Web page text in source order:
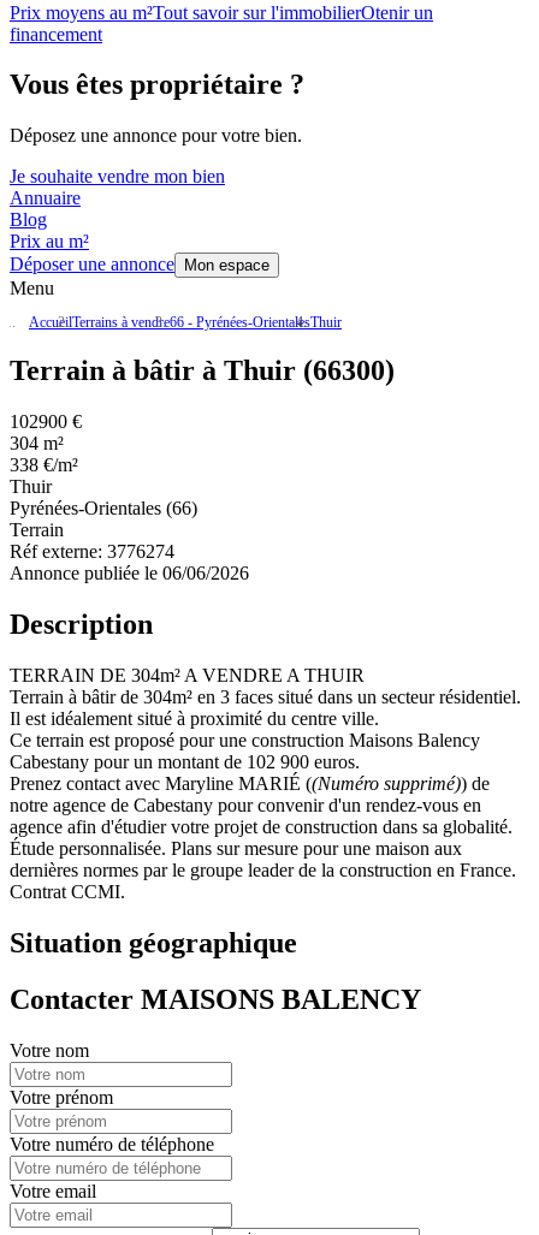
Prix moyens au m²Tout savoir sur l'immobilierOtenir un
financement
Vous êtes propriétaire ?
Déposez une annonce pour votre bien.
Je souhaite vendre mon bien
Annuaire
Blog
Prix au m²
Déposer une annonce
Mon espace
Menu
AccueilTerrains à vendre66 - Pyrénées-OrientalesThuir
Terrain à bâtir à Thuir (66300)
102900 €
304 m²
338 €/m²
Thuir
Pyrénées-Orientales (66)
Terrain
Réf externe: 3776274
Annonce publiée le 06/06/2026
Description
TERRAIN DE 304m² A VENDRE A THUIR
Terrain à bâtir de 304m² en 3 faces situé dans un secteur résidentiel.
Il est idéalement situé à proximité du centre ville.
Ce terrain est proposé pour une construction Maisons Balency
Cabestany pour un montant de 102 900 euros.
Prenez contact avec Maryline MARIÉ ((Numéro supprimé)) de
notre agence de Cabestany pour convenir d'un rendez-vous en
agence afin d'étudier votre projet de construction dans sa globalité.
Étude personnalisée. Plans sur mesure pour une maison aux
dernières normes par le groupe leader de la construction en France.
Contrat CCMI.
Situation géographique
Contacter MAISONS BALENCY
Votre nom
Votre prénom
Votre numéro de téléphone
Votre email